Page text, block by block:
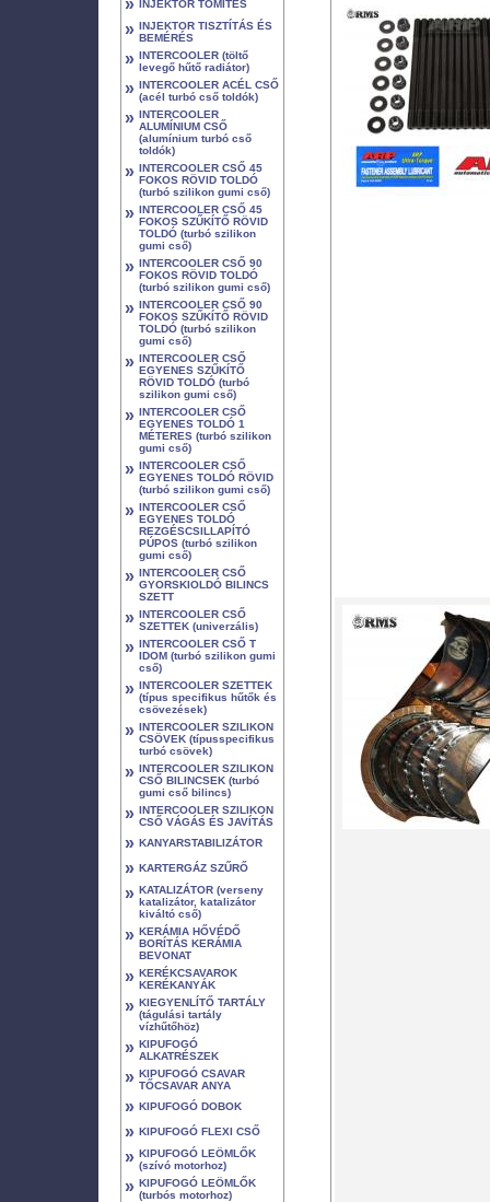
» INJEKTOR TÖMÍTÉS
» INJEKTOR TISZTÍTÁS ÉS
BEMÉRÉS
» INTERCOOLER (töltő
levegő hűtő radiátor)
» INTERCOOLER ACÉL CSŐ
(acél turbó cső toldók)
» INTERCOOLER
ALUMÍNIUM CSŐ
(alumínium turbó cső
toldók)
» INTERCOOLER CSŐ 45
FOKOS RÖVID TOLDÓ
(turbó szilikon gumi cső)
» INTERCOOLER CSŐ 45
FOKOS SZŰKÍTŐ RÖVID
TOLDÓ (turbó szilikon
gumi cső)
» INTERCOOLER CSŐ 90
FOKOS RÖVID TOLDÓ
(turbó szilikon gumi cső)
» INTERCOOLER CSŐ 90
FOKOS SZŰKÍTŐ RÖVID
TOLDÓ (turbó szilikon
gumi cső)
» INTERCOOLER CSŐ
EGYENES SZŰKÍTŐ
RÖVID TOLDÓ (turbó
szilikon gumi cső)
» INTERCOOLER CSŐ
EGYENES TOLDÓ 1
MÉTERES (turbó szilikon
gumi cső)
» INTERCOOLER CSŐ
EGYENES TOLDÓ RÖVID
(turbó szilikon gumi cső)
» INTERCOOLER CSŐ
EGYENES TOLDÓ
REZGÉSCSILLAPÍTÓ
PÚPOS (turbó szilikon
gumi cső)
» INTERCOOLER CSŐ
GYORSKIOLDÓ BILINCS
SZETT
» INTERCOOLER CSŐ
SZETTEK (univerzális)
» INTERCOOLER CSŐ T
IDOM (turbó szilikon gumi
cső)
» INTERCOOLER SZETTEK
(típus specifikus hűtők és
csövezések)
» INTERCOOLER SZILIKON
CSÖVEK (típusspecifikus
turbó csövek)
» INTERCOOLER SZILIKON
CSŐ BILINCSEK (turbó
gumi cső bilincs)
» INTERCOOLER SZILIKON
CSŐ VÁGÁS ÉS JAVÍTÁS
» KANYARSTABILIZÁTOR
» KARTERGÁZ SZŰRŐ
» KATALIZÁTOR (verseny
katalizátor, katalizátor
kiváltó cső)
» KERÁMIA HŐVÉDŐ
BORÍTÁS KERÁMIA
BEVONAT
» KERÉKCSAVAROK
KERÉKANYÁK
» KIEGYENLÍTŐ TARTÁLY
(tágulási tartály
vízhűtőhöz)
» KIPUFOGÓ
ALKATRÉSZEK
» KIPUFOGÓ CSAVAR
TŐCSAVAR ANYA
» KIPUFOGÓ DOBOK
» KIPUFOGÓ FLEXI CSŐ
» KIPUFOGÓ LEÖMLŐK
(szívó motorhoz)
» KIPUFOGÓ LEÖMLŐK
(turbós motorhoz)